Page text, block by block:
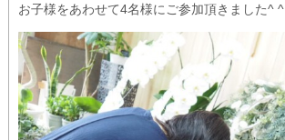
お子様をあわせて4名様にご参加頂きました^ ^